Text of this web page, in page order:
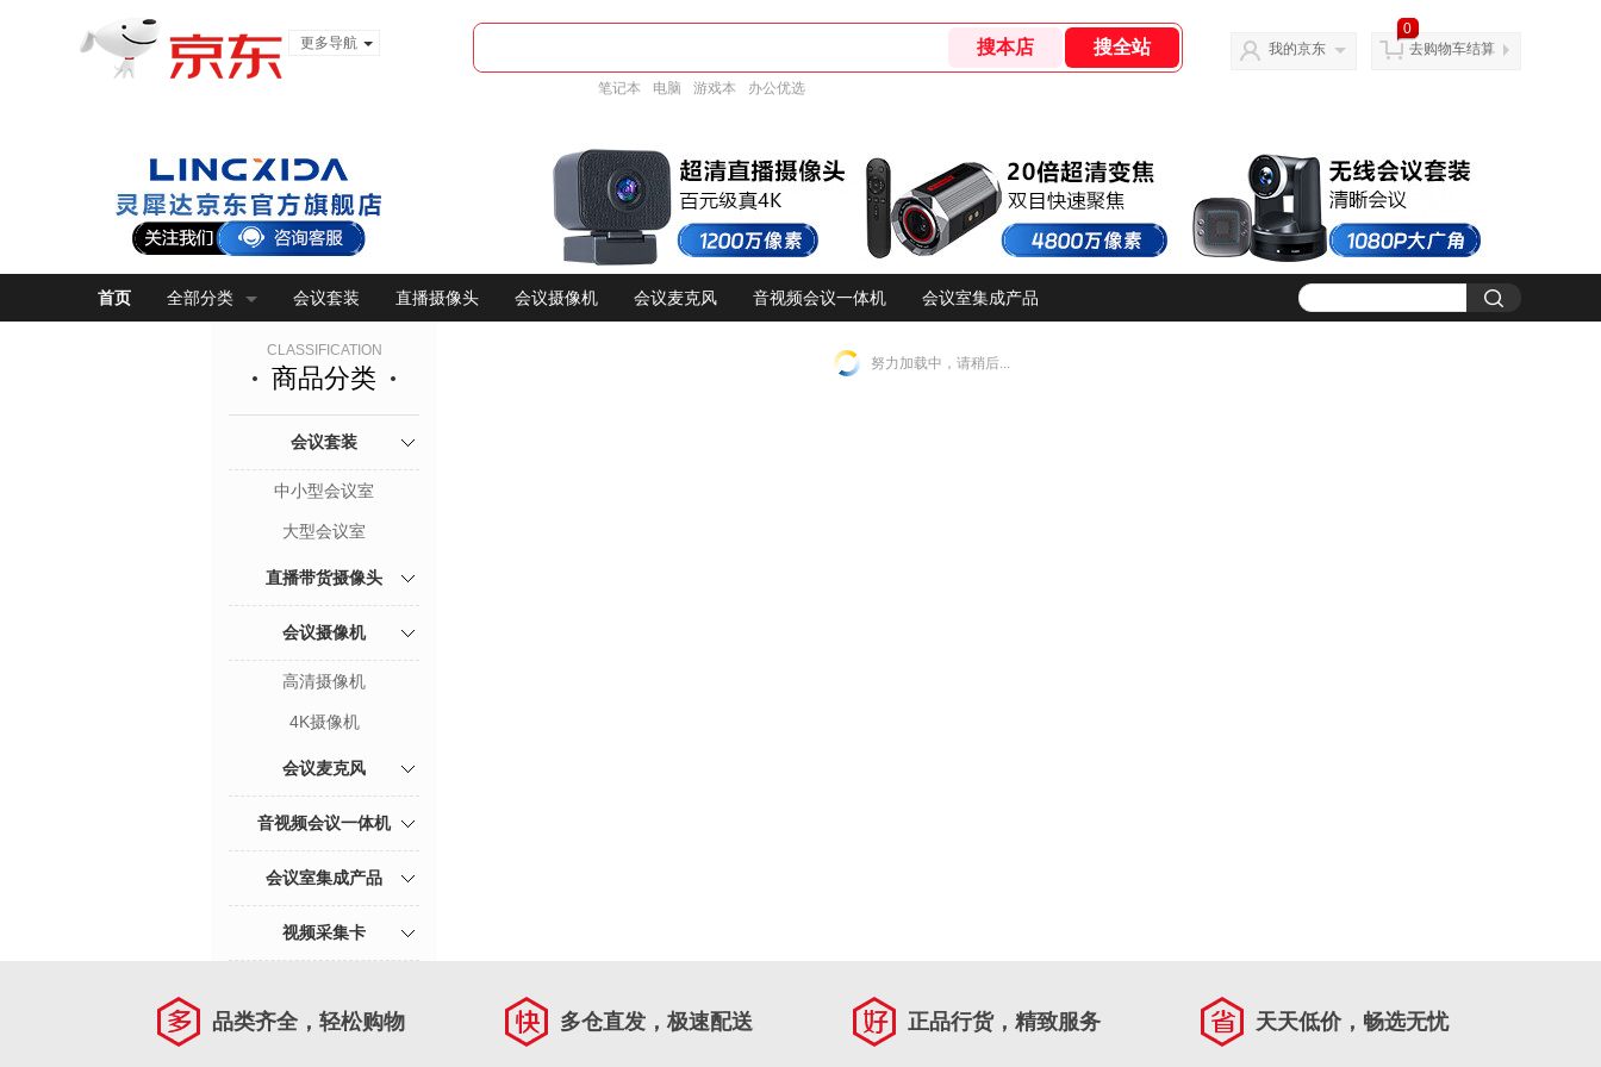
更多导航
笔记本 电脑 游戏本 办公优选
我的京东
0
去购物车结算
首页 全部分类 会议套装 直播摄像头 会议摄像机 会议麦克风 音视频会议一体机 会议室集成产品
CLASSIFICATION
商品分类
会议套装
中小型会议室
大型会议室
直播带货摄像头
会议摄像机
高清摄像机
4K摄像机
会议麦克风
音视频会议一体机
会议室集成产品
视频采集卡
努力加载中，请稍后...
品类齐全，轻松购物 多仓直发，极速配送 正品行货，精致服务 天天低价，畅选无忧